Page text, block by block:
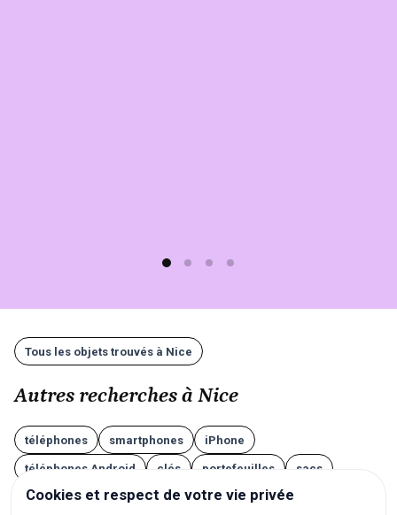
Tous les objets trouvés à Nice
Autres recherches à Nice
téléphones smartphones iPhone
téléphones Android clés portefeuilles sacs
valises AirPods écouteurs casques audio
Cookies et respect de votre vie privée